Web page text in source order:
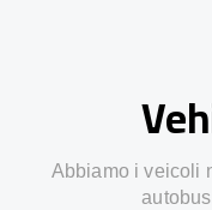
Abbiamo i veicoli